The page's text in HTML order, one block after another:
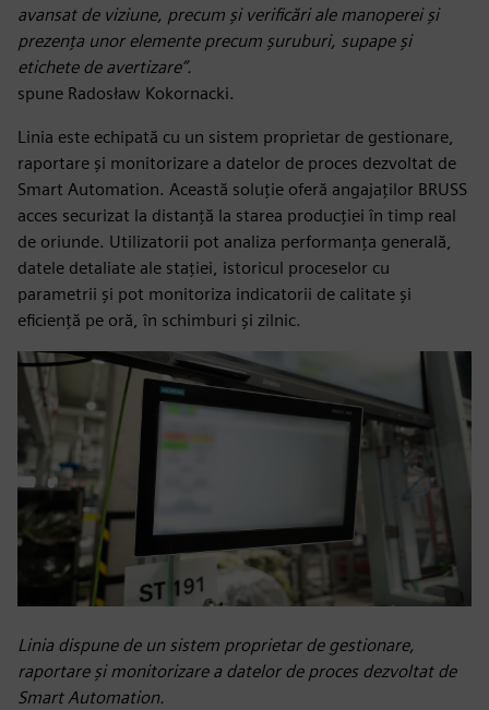
avansat de viziune, precum și verificări ale manoperei și
prezența unor elemente precum șuruburi, supape și
etichete de avertizare”.
spune Radosław Kokornacki.
Linia este echipată cu un sistem proprietar de gestionare,
raportare și monitorizare a datelor de proces dezvoltat de
Smart Automation. Această soluție oferă angajaților BRUSS
acces securizat la distanță la starea producției în timp real
de oriunde. Utilizatorii pot analiza performanța generală,
datele detaliate ale stației, istoricul proceselor cu
parametrii și pot monitoriza indicatorii de calitate și
eficiență pe oră, în schimburi și zilnic.
Linia dispune de un sistem proprietar de gestionare,
raportare și monitorizare a datelor de proces dezvoltat de
Smart Automation.